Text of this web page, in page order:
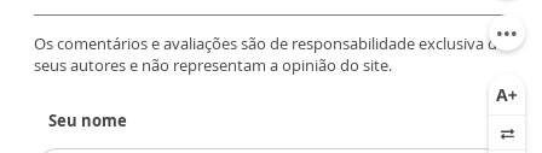
Os comentários e avaliações são de responsabilidade exclusiva de
seus autores e não representam a opinião do site.
Seu nome